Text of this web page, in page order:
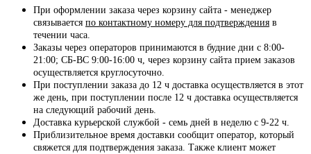
При оформлении заказа через корзину сайта - менеджер
связывается по контактному номеру для подтверждения в
течении часа.
Заказы через операторов принимаются в будние дни с 8:00-
21:00; СБ-ВС 9:00-16:00 ч, через корзину сайта прием заказов
осуществляется круглосуточно.
При поступлении заказа до 12 ч доставка осуществляется в этот
же день, при поступлении после 12 ч доставка осуществляется
на следующий рабочий день.
Доставка курьерской службой - семь дней в неделю с 9-22 ч.
Приблизительное время доставки сообщит оператор, который
свяжется для подтверждения заказа. Также клиент может